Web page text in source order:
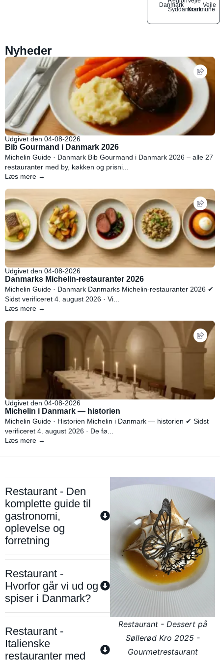
Danmark
SyddanmarkKommune
Vejle
Nyheder
Udgivet den 04-08-2026
Bib Gourmand i Danmark 2026
Michelin Guide · Danmark Bib Gourmand i Danmark 2026 – alle 27
restauranter med by, køkken og prisni...
Læs mere →
Udgivet den 04-08-2026
Danmarks Michelin-restauranter 2026
Michelin Guide · Danmark Danmarks Michelin-restauranter 2026 ✔
Sidst verificeret 4. august 2026 · Vi...
Læs mere →
Udgivet den 04-08-2026
Michelin i Danmark — historien
Michelin Guide · Historien Michelin i Danmark — historien ✔ Sidst
verificeret 4. august 2026 · De fø...
Læs mere →
Restaurant - Den
komplette guide til
gastronomi,
oplevelse og
forretning
Restaurant -
Hvorfor går vi ud og
spiser i Danmark?
Restaurant -
Italienske
restauranter med
Restaurant - Dessert på
Søllerød Kro 2025 -
Gourmetrestaurant